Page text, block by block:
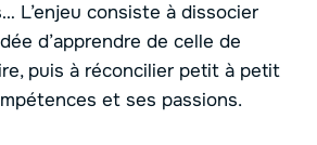
L’enjeu consiste à dissocier
d’apprendre de celle de
puis à réconcilier petit à petit
et ses passions.